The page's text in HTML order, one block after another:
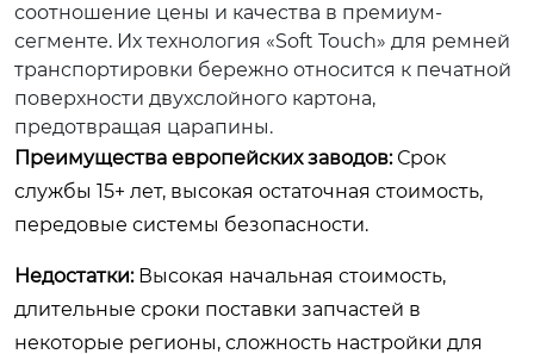
соотношение цены и качества в премиум-
сегменте. Их технология «Soft Touch» для ремней
транспортировки бережно относится к печатной
поверхности двухслойного картона,
предотвращая царапины.
Преимущества европейских заводов:Срок
службы 15+ лет, высокая остаточная стоимость,
передовые системы безопасности.
Недостатки:Высокая начальная стоимость,
длительные сроки поставки запчастей в
некоторые регионы, сложность настройки для